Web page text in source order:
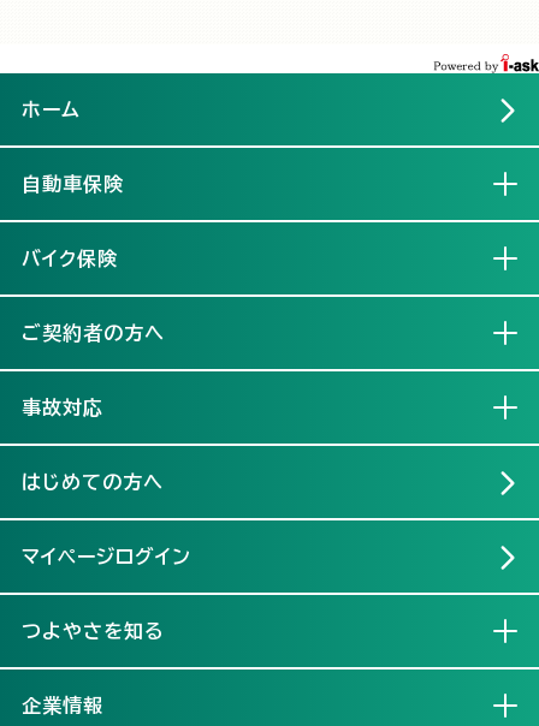
ホーム
自動車保険
バイク保険
ご契約者の方へ
事故対応
はじめての方へ
マイページログイン
つよやさを知る
企業情報